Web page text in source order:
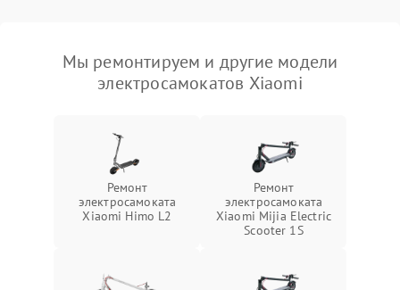
Мы ремонтируем и другие модели
электросамокатов Xiaomi
Ремонт
электросамоката
Xiaomi Himo L2
Ремонт
электросамоката
Xiaomi Mijia Electric
Scooter 1S